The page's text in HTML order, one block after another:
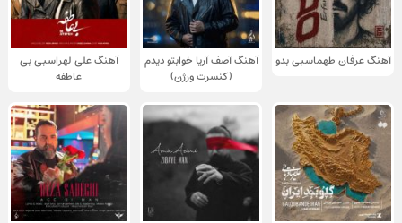
آهنگ عرفان طهماسبی بدو
آهنگ آصف آریا خوابتو دیدم
(کنسرت ورژن)
آهنگ علی لهراسبی بی
عاطفه